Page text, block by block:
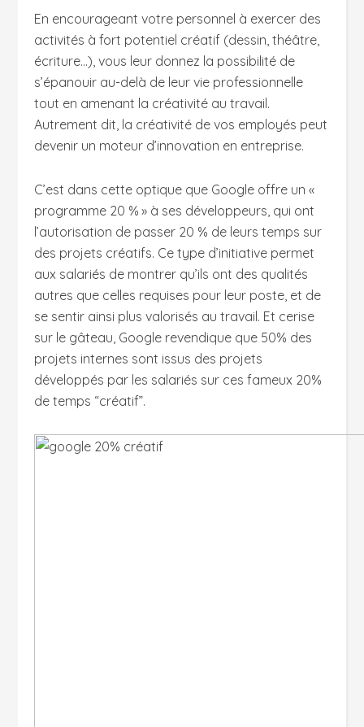
En encourageant votre personnel à exercer des
activités à fort potentiel créatif (dessin, théâtre,
écriture…), vous leur donnez la possibilité de
s’épanouir au-delà de leur vie professionnelle
tout en amenant la créativité au travail.
Autrement dit, la créativité de vos employés peut
devenir un moteur d’innovation en entreprise.
C’est dans cette optique que Google offre un «
programme 20 % » à ses développeurs, qui ont
l’autorisation de passer 20 % de leurs temps sur
des projets créatifs. Ce type d’initiative permet
aux salariés de montrer qu’ils ont des qualités
autres que celles requises pour leur poste, et de
se sentir ainsi plus valorisés au travail. Et cerise
sur le gâteau, Google revendique que 50% des
projets internes sont issus des projets
développés par les salariés sur ces fameux 20%
de temps “créatif”.